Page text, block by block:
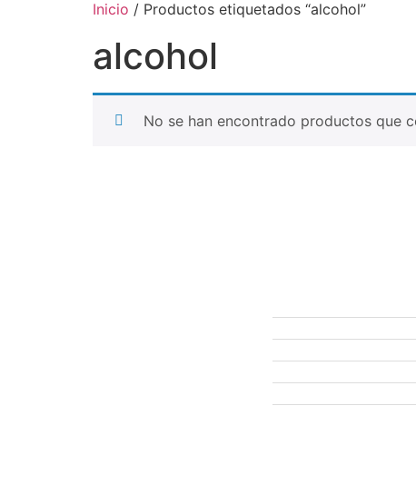
Inicio / Productos etiquetados “alcohol”
alcohol
No se han encontrado productos que
Ofertas
Manicure
Peluquería
Elige tu kit
Pestañas